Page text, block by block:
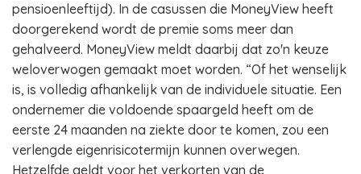
pensioenleeftijd). In de casussen die MoneyView heeft
doorgerekend wordt de premie soms meer dan
gehalveerd. MoneyView meldt daarbij dat zo'n keuze
weloverwogen gemaakt moet worden. “Of het wenselijk
is, is volledig afhankelijk van de individuele situatie. Een
ondernemer die voldoende spaargeld heeft om de
eerste 24 maanden na ziekte door te komen, zou een
verlengde eigenrisicotermijn kunnen overwegen.
Hetzelfde geldt voor het verkorten van de